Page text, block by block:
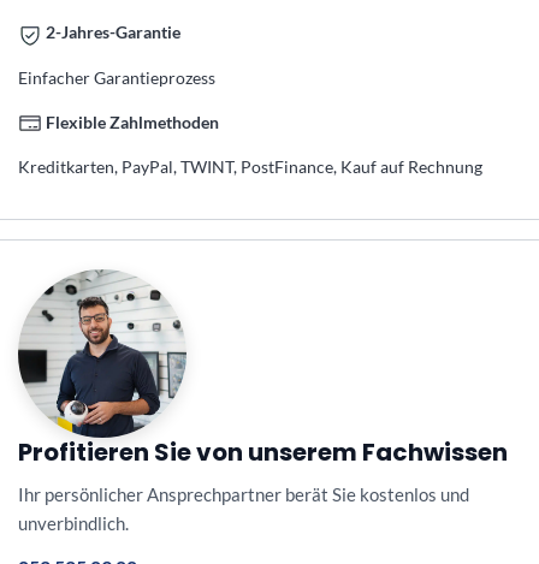
2-Jahres-Garantie
Einfacher Garantieprozess
Flexible Zahlmethoden
Kreditkarten, PayPal, TWINT, PostFinance, Kauf auf Rechnung
Profitieren Sie von unserem Fachwissen
Ihr persönlicher Ansprechpartner berät Sie kostenlos und
unverbindlich.